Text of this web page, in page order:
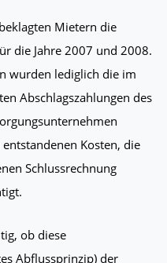
Mietern die
die Jahre 2007 und 2008.
wurden lediglich die im
Abschlagszahlungen des
Kosten, die
Schlussrechnung
ob diese
Abflussprinzip) der